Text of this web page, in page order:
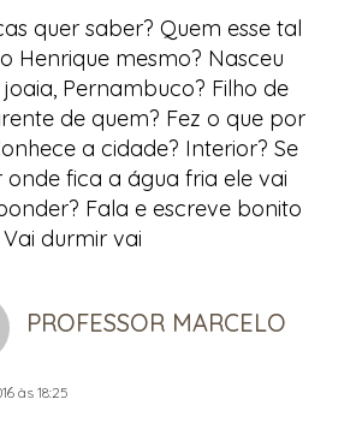
quer saber? Quem esse tal
Henrique mesmo? Nasceu
Pernambuco? Filho de
de quem? Fez o que por
a cidade? Interior? Se
fica a água fria ele vai
Fala e escreve bonito
durmir vai
PROFESSOR MARCELO
às 18:25